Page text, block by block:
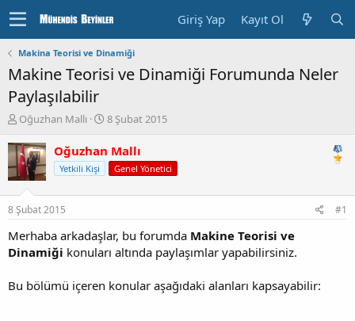
Giriş Yap Kayıt Ol
Makina Teorisi ve Dinamiği
Makine Teorisi ve Dinamiği Forumunda Neler
Paylaşılabilir
K
n
u
y
b
a
ş
l
a
a
Oğuzhan Mallı
B
ş
a
ç
a
8 Şubat 2015
Oğuzhan Mallı
Yetkili Kişi Genel Yönetici
8 Şubat 2015 #1
Merhaba arkadaşlar, bu forumda Makine Teorisi ve
Dinamiği konuları altında paylaşımlar yapabilirsiniz.
Bu bölümü içeren konular aşağıdaki alanları kapsayabilir: